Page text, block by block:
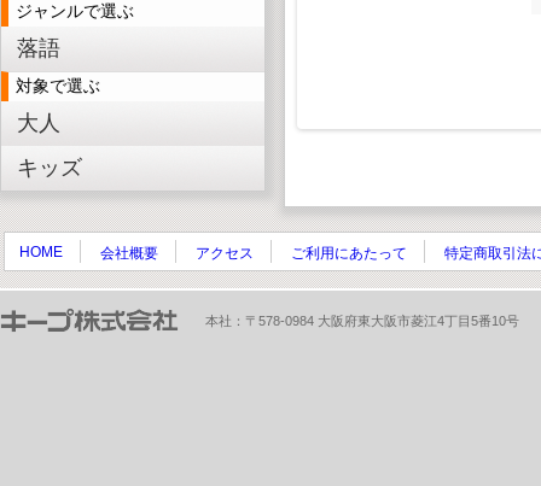
ジャンルで選ぶ
落語
対象で選ぶ
大人
キッズ
HOME 会社概要 アクセス ご利用にあたって 特定商取引法
本社：〒578-0984 大阪府東大阪市菱江4丁目5番10号